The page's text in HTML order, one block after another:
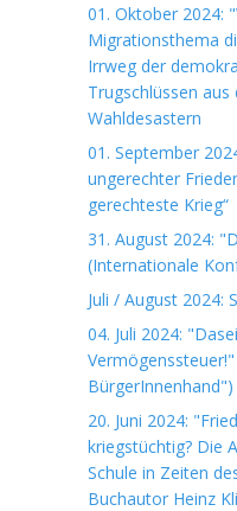
01. Oktober 2024:
Migrationsthema
Irrweg der
Trugschlüssen
Wahldesastern
01. September
ungerechter
gerechteste Krieg“
31. August 2024:
(Internationale
Juli / August 2024:
04. Juli 2024:
BürgerInnenhand")
20. Juni 2024:
kriegstüchtig? Die
Schule in Zeiten
Buchautor Heinz